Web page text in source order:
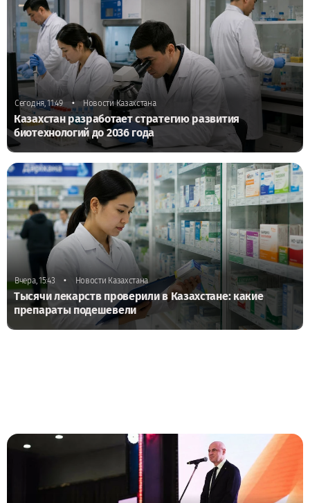
Сегодня, 11:49 • Новости Казахстана
Казахстан разработает стратегию развития
биотехнологий до 2036 года
Вчера, 15:43 • Новости Казахстана
Тысячи лекарств проверили в Казахстане: какие
препараты подешевели